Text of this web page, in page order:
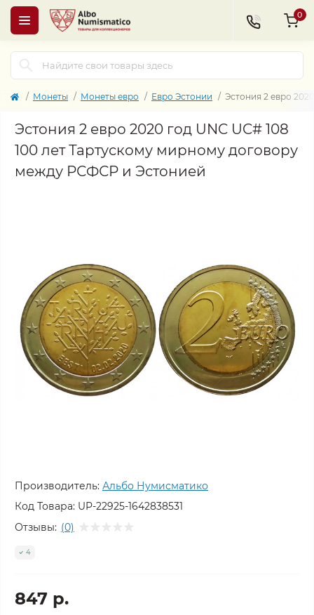
0
Монеты Монеты евро Евро Эстонии Эстония 2 евро
Эстония 2 евро 2020 год UNC UC# 108
100 лет Тартускому мирному договору
между РСФСР и Эстонией
Производитель: Альбо Нумисматико
Код Товара: UP-22925-1642838531
Отзывы: (0)
4
847 р.